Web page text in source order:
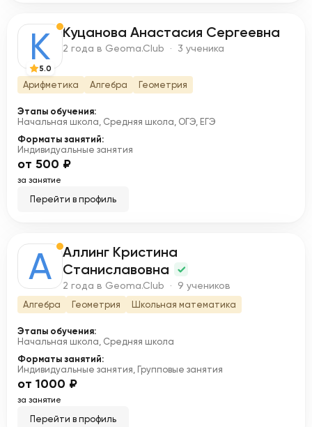
К
5.0
Куцанова Анастасия Сергеевна
2 года в Geoma.Club · 3 ученика
Арифметика Алгебра Геометрия
Этапы обучения:
Начальная школа, Средняя школа, ОГЭ, ЕГЭ
Форматы занятий:
Индивидуальные занятия
от 500 ₽
за занятие
Перейти в профиль
А
Аллинг Кристина
Станиславовна
2 года в Geoma.Club · 9 учеников
Алгебра Геометрия Школьная математика
Этапы обучения:
Начальная школа, Средняя школа
Форматы занятий:
Индивидуальные занятия, Групповые занятия
от 1000 ₽
за занятие
Перейти в профиль